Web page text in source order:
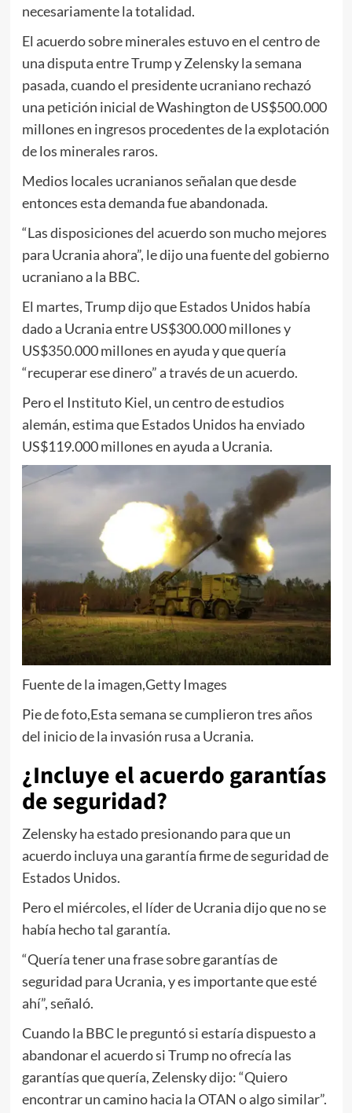
necesariamente la totalidad.
El acuerdo sobre minerales estuvo en el centro de
una disputa entre Trump y Zelensky la semana
pasada, cuando el presidente ucraniano rechazó
una petición inicial de Washington de US$500.000
millones en ingresos procedentes de la explotación
de los minerales raros.
Medios locales ucranianos señalan que desde
entonces esta demanda fue abandonada.
“Las disposiciones del acuerdo son mucho mejores
para Ucrania ahora”, le dijo una fuente del gobierno
ucraniano a la BBC.
El martes, Trump dijo que Estados Unidos había
dado a Ucrania entre US$300.000 millones y
US$350.000 millones en ayuda y que quería
“recuperar ese dinero” a través de un acuerdo.
Pero el Instituto Kiel, un centro de estudios
alemán, estima que Estados Unidos ha enviado
US$119.000 millones en ayuda a Ucrania.
Fuente de la imagen,Getty Images
Pie de foto,Esta semana se cumplieron tres años
del inicio de la invasión rusa a Ucrania.
¿Incluye el acuerdo garantías
de seguridad?
Zelensky ha estado presionando para que un
acuerdo incluya una garantía firme de seguridad de
Estados Unidos.
Pero el miércoles, el líder de Ucrania dijo que no se
había hecho tal garantía.
“Quería tener una frase sobre garantías de
seguridad para Ucrania, y es importante que esté
ahí”, señaló.
Cuando la BBC le preguntó si estaría dispuesto a
abandonar el acuerdo si Trump no ofrecía las
garantías que quería, Zelensky dijo: “Quiero
encontrar un camino hacia la OTAN o algo similar”.